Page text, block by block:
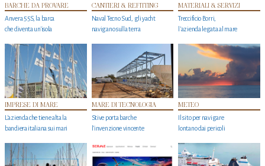
BARCHE DA PROVARE
Anvera 55S, la barca
che diventa un'isola
CANTIERI & REFITTING
Naval Tecno Sud, gli yacht
navigano sulla terra
MATERIALI & SERVIZI
Treccificio Borri,
l'azienda legata al mare
IMPRESE DI MARE
L'azienda che tiene alta la
bandiera italiana sui mari
MARE DI TECNOLOGIA
Stive porta barche
l'invenzione vincente
METEO
Il sito per navigare
lontano dai pericoli